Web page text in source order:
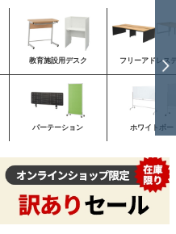
教育施設用デスク フリーアドレス
パーテーション ホワイトボー